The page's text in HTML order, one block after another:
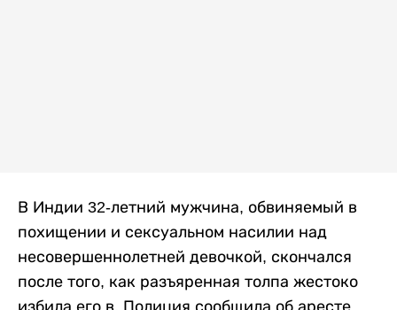
В Индии 32-летний мужчина, обвиняемый в
похищении и сексуальном насилии над
несовершеннолетней девочкой, скончался
после того, как разъяренная толпа жестоко